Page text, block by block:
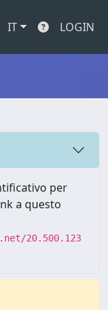
IT LOGIN
per
a questo
20.500.123